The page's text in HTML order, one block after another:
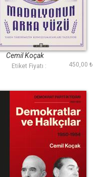
Madalyonun Arka
Yüzü
Cemil Koçak
Etiket Fiyatı : 450,00 ₺